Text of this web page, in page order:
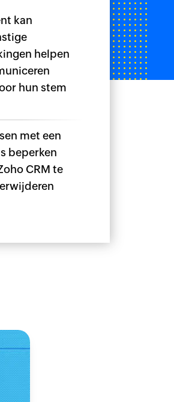
kan
helpen
hun stem
met een
beperken
CRM te